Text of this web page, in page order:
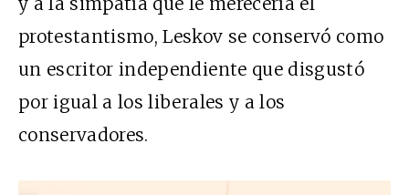
protestantismo, Leskov se conservó como
un escritor independiente que disgustó
por igual a los liberales y a los
conservadores.